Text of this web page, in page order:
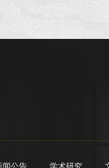
闻公告 学术研究